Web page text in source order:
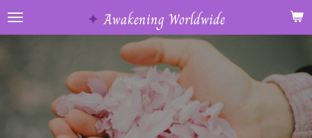
Ga
direct
hoofdinhoud
✦ Awakening Worldwide